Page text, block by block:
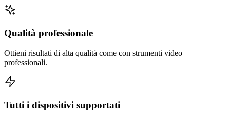
Qualità professionale
Ottieni risultati di alta qualità come con strumenti video
professionali.
Tutti i dispositivi supportati